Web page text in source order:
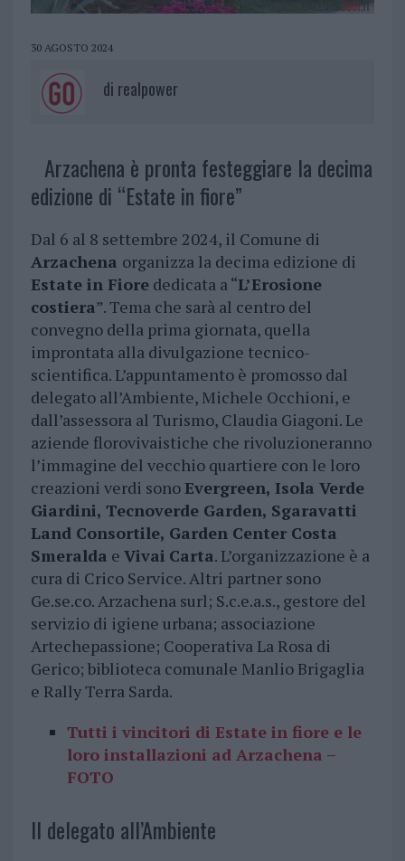
30 AGOSTO 2024
di realpower
Arzachena è pronta festeggiare la decima
edizione di “Estate in fiore”
Dal 6 al 8 settembre 2024, il Comune di
Arzachena organizza la decima edizione di
Estate in Fiorededicata a “L’Erosione
costiera”. Tema che sarà al centro del
convegno della prima giornata, quella
improntata alla divulgazione tecnico-
scientifica. L’appuntamento è promosso dal
delegato all’Ambiente, Michele Occhioni, e
dall’assessora al Turismo, Claudia Giagoni. Le
aziende florovivaistiche che rivoluzioneranno
l’immagine del vecchio quartiere con le loro
creazioni verdi sonoEvergreen, Isola Verde
Giardini, Tecnoverde Garden, Sgaravatti
Land Consortile, Garden Center Costa
Smeralda e Vivai Carta. L’organizzazione è a
cura di Crico Service. Altri partner sono
Ge.se.co. Arzachena surl; S.c.e.a.s., gestore del
servizio di igiene urbana; associazione
Artechepassione; Cooperativa La Rosa di
Gerico; biblioteca comunale Manlio Brigaglia
e Rally Terra Sarda.
Tutti i vincitori di Estate in fiore e le
loro installazioni ad Arzachena –
FOTO
Il delegato all’Ambiente